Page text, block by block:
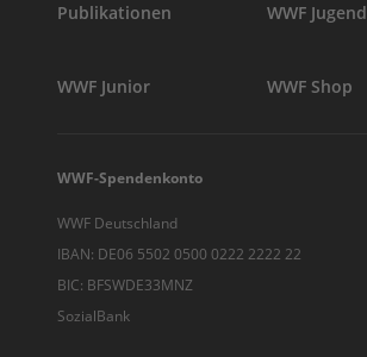
Publikationen WWF Jugend
WWF Junior WWF Shop
WWF-Spendenkonto
WWF Deutschland
IBAN: DE06 5502 0500 0222 2222 22
BIC: BFSWDE33MNZ
SozialBank